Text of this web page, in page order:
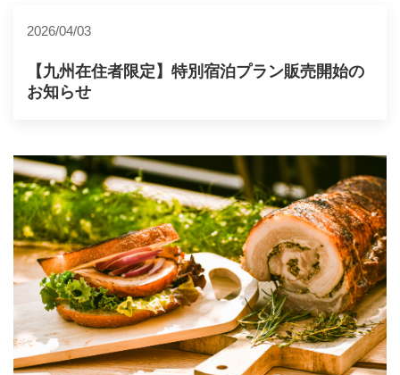
2026/04/03
【九州在住者限定】特別宿泊プラン販売開始の
お知らせ